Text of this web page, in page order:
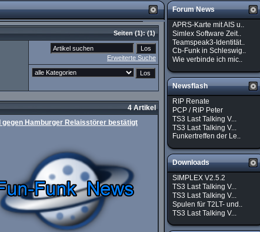
Seiten(1):(1)
Erweiterte Suche
4 Artikel
gegen Hamburger Relaisstörer bestätigt
Forum News
APRS-Karte mit AIS u..
Simlex Software Zeit..
Teamspeak3-Identität..
Cb-Funk in Schleswig..
Wie verbinde ich mic..
Newsflash
RIP Renate
PCP / RIP Peter
TS3 Last Talking V...
TS3 Last Talking V...
Funkertreffen der Le..
Downloads
SIMPLEX V2.5.2
TS3 Last Talking V...
TS3 Last Talking V...
Spulen für T2LT- und..
TS3 Last Talking V...